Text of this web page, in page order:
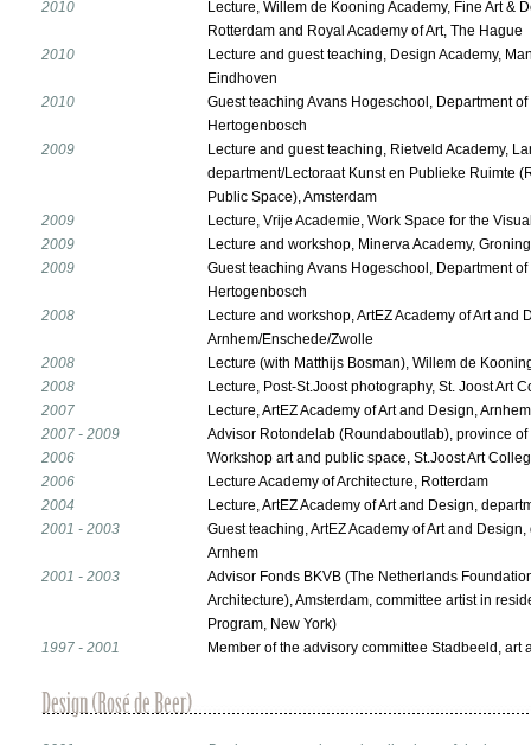
2010
Lecture, Willem de Kooning Academy, Fine Art &
Rotterdam and Royal Academy of Art, The Hague
2010
Lecture and guest teaching, Design Academy,
Eindhoven
2010
Guest teaching Avans Hogeschool, Department
Hertogenbosch
2009
Lecture and guest teaching, Rietveld Academy,
department/Lectoraat Kunst en Publieke Ruimte
Public Space), Amsterdam
2009
Lecture, Vrije Academie, Work Space for the
2009
Lecture and workshop, Minerva Academy,
2009
Guest teaching Avans Hogeschool, Department
Hertogenbosch
2008
Lecture and workshop, ArtEZ Academy of Art and
Arnhem/Enschede/Zwolle
2008
Lecture (with Matthijs Bosman), Willem de
2008
Lecture, Post-St.Joost photography, St. Joost Art
2007
Lecture, ArtEZ Academy of Art and Design,
2007 - 2009
Advisor Rotondelab (Roundaboutlab), province of
2006
Workshop art and public space, St.Joost Art
2006
Lecture Academy of Architecture, Rotterdam
2004
Lecture, ArtEZ Academy of Art and Design,
2001 - 2003
Guest teaching, ArtEZ Academy of Art and
Arnhem
2001 - 2003
Advisor Fonds BKVB (The Netherlands
Architecture), Amsterdam, committee artist in
Program, New York)
1997 - 2001
Member of the advisory committee Stadbeeld,